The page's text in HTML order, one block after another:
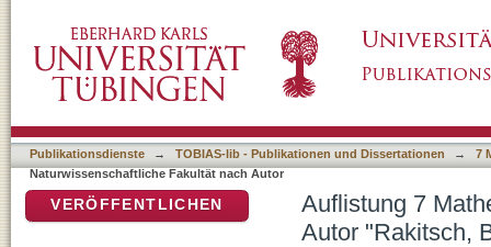
Publikationsdienste → TOBIAS-lib - Publikationen und Dissertationen →
7
Naturwissenschaftliche Fakultät nach Autor
Auflistung 7
Autor "Rakitsch,
VERÖFFENTLICHEN